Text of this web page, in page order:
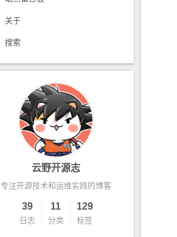
关于
搜索
云野开源志
专注开源技术和运维实践的博客
39
日志
11
分类
129
标签